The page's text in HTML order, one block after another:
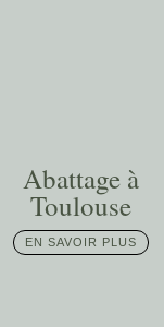
Abattage à
Toulouse
EN SAVOIR PLUS